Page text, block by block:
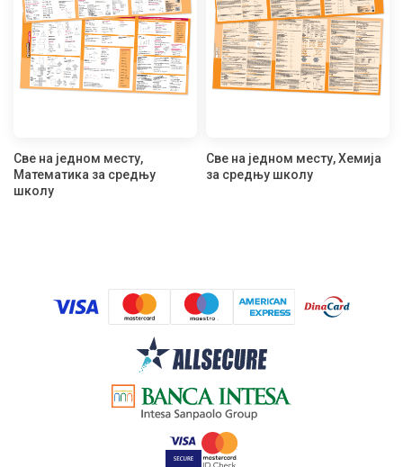
Све на једном месту,
Математика за средњу
школу
Све на једном месту, Хемија
за средњу школу